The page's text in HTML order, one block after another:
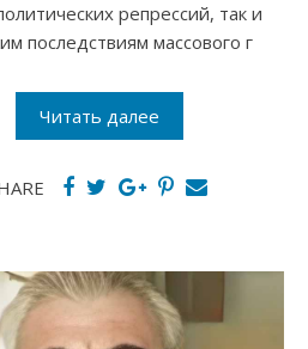
репрессий, так и
последствиям массового г
Читать далее